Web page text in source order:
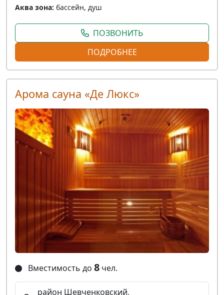
Аква зона: бассейн, душ
ПОЗВОНИТЬ
ПОДРОБНЕЕ
Арома сауна «Де Люкс»
Вместимость до 8 чел.
район Шевченковский,